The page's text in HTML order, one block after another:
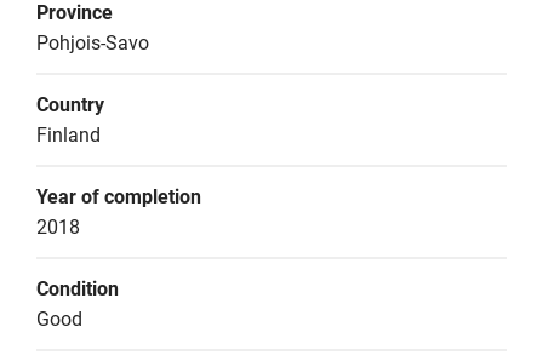
Province
Pohjois-Savo
Country
Finland
Year of completion
2018
Condition
Good